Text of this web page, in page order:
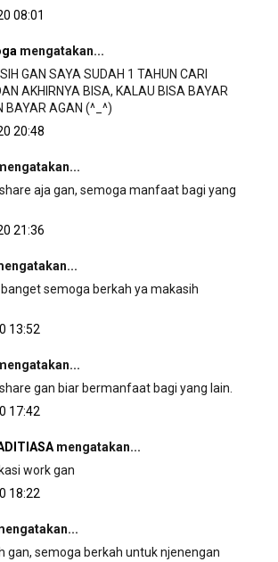
08:01
mengatakan...
GAN SAYA SUDAH 1 TAHUN CARI
AKHIRNYA BISA, KALAU BISA BAYAR
BAYAR AGAN (^_^)
20:48
aja gan, semoga manfaat bagi yang
21:36
semoga berkah ya makasih
13:52
gan biar bermanfaat bagi yang lain.
17:42
mengatakan...
work gan
18:22
gan, semoga berkah untuk njenengan